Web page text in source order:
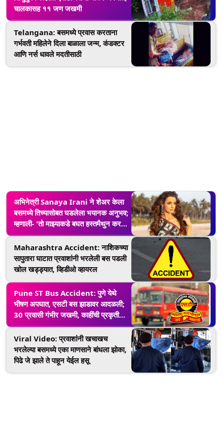
चालकासह ११ जण जखमी
Telangana: बसमध्ये प्रवास करताना
गर्भवती महिलेने दिला बाळाला जन्म, कंडक्टर
आणि नर्स धावले मदतीसाठी
अभिनेत्री Sanaya Irani ने शेअर केला
बसमध्ये तिच्यासोबत घडलेला भयानक अनुभव;
म्हणाली- 'तो माझ्याकडे बघत हस्तमैथुन करत
होता'
Maharashtra Accident: नाशिकच्या
सापुतारा घाटात प्रवाशांनी भरलेली बस पडली
खोल खड्ड्यात, व्हिडीओ व्हायरल
Pune ST Bus Accident: पुणे येथे
भीषण अपघात, एसटी बस झाडावर आदळली;
30 प्रवासी गंभीर जखमी, काहींची प्रकृती
चिंताजनक
Viral Video: प्रवाशांनी खचाखच
भरलेल्या बसमध्ये एका माणसाने बांधला झोका,
पिढे जे झाले ते पाहून येईल हसू